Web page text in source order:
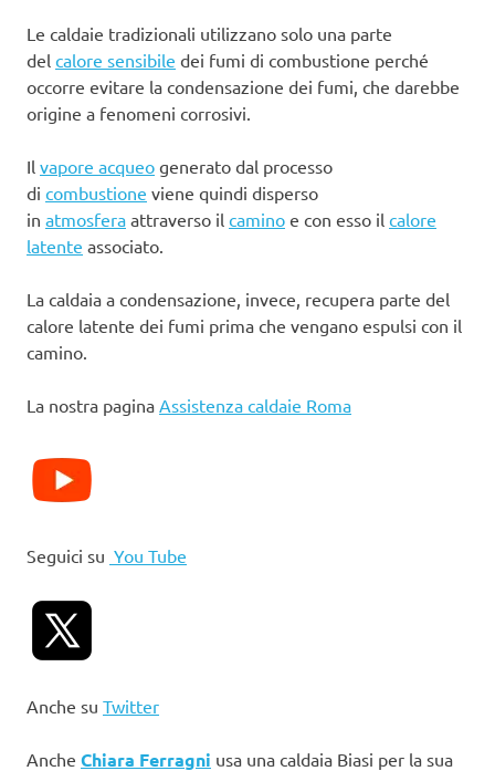
Le caldaie tradizionali utilizzano solo una parte
del calore sensibile dei fumi di combustione perché
occorre evitare la condensazione dei fumi, che darebbe
origine a fenomeni corrosivi.
Il vapore acqueo generato dal processo
di combustione viene quindi disperso
in atmosfera attraverso il camino e con esso il calore
latente associato.
La caldaia a condensazione, invece, recupera parte del
calore latente dei fumi prima che vengano espulsi con il
camino.
La nostra pagina Assistenza caldaie Roma
Seguici su You Tube
Anche su Twitter
Anche Chiara Ferragni usa una caldaia Biasi per la sua